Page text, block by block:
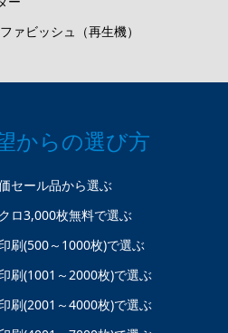
ァビッシュ（再生機）
からの選び方
セール品から選ぶ
ロ3,000枚無料で選ぶ
刷(500～1000枚)で選ぶ
刷(1001～2000枚)で選ぶ
刷(2001～4000枚)で選ぶ